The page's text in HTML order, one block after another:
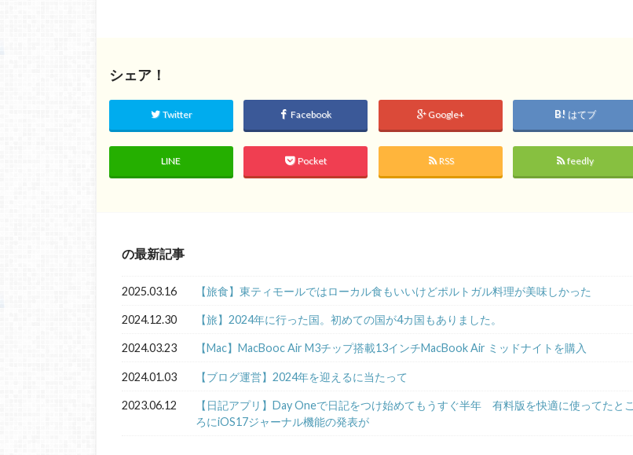
シェア！
Twitter Facebook Google+ はてブ
LINE Pocket RSS feedly
の最新記事
2025.03.16 【旅食】東ティモールではローカル食もいいけどポルトガル料理が美味しかった
2024.12.30 【旅】2024年に行った国。初めての国が4カ国もありました。
2024.03.23 【Mac】MacBooc Air M3チップ搭載13インチMacBook Air ミッドナイトを購入
2024.01.03 【ブログ運営】2024年を迎えるに当たって
2023.06.12
【日記アプリ】Day Oneで日記をつけ始めてもうすぐ半年 有料版を快適に使ってたとこ
ろにiOS17ジャーナル機能の発表が